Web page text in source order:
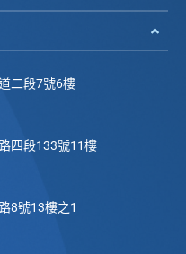
二段7號6樓
四段133號11樓
8號13樓之1